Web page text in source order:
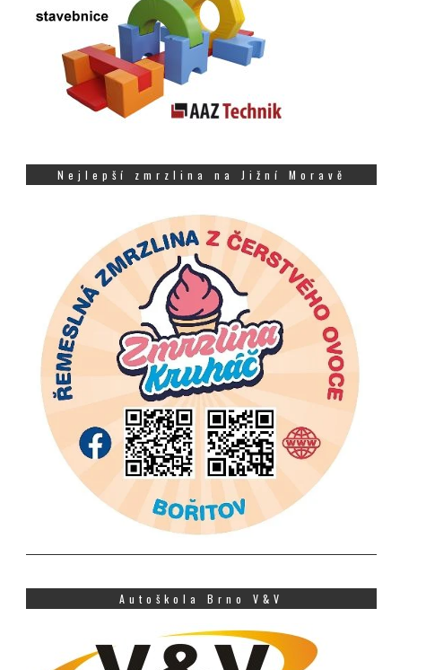
Nejlepší zmrzlina na Jižní Moravě
Autoškola Brno V&V